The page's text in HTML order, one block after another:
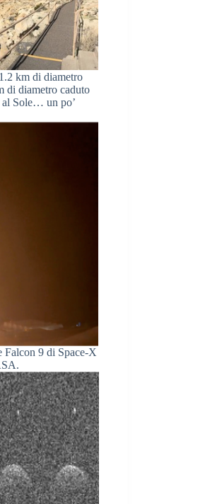
km di diametro
di diametro caduto
al Sole… un po’
9 di Space-X